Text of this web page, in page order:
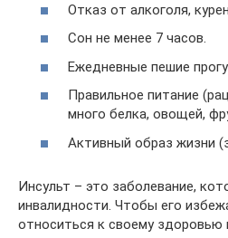
Отказ от алкоголя,
Сон не менее 7 часов.
Ежедневные пешие
Правильное питание
много белка, овощей,
Активный образ жизни
Инсульт – это заболевание,
инвалидности. Чтобы его
относиться к своему здоровью